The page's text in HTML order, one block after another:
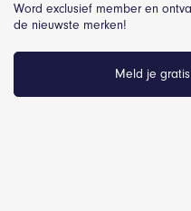
Word exclusief member en
de nieuwste merken!
Meld je